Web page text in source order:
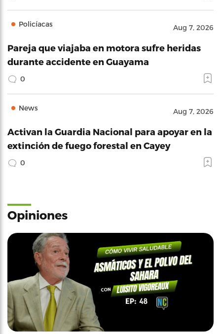
Policíacas Aug 7, 2026
Pareja que viajaba en motora sufre heridas
durante accidente en Guayama
0
News Aug 7, 2026
Activan la Guardia Nacional para apoyar en la
extinción de fuego forestal en Cayey
0
Opiniones